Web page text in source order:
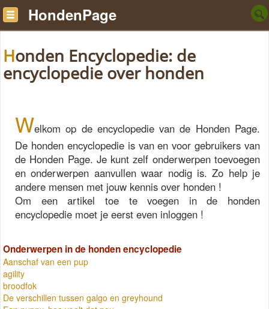
HondenPage
Honden Encyclopedie: de
encyclopedie over honden
Welkom op de encyclopedie van de Honden Page.
De honden encyclopedie is van en voor gebruikers van
de Honden Page. Je kunt zelf onderwerpen toevoegen
en onderwerpen aanvullen waar nodig is. Zo help je
andere mensen met jouw kennis over honden !
Om een artikel toe te voegen in de honden
encyclopedie moet je eerst even inloggen !
Onderwerpen in de honden encyclopedie
Aanschaf van een pup
agility
broodfok
De verschillen tussen galgo en greyhound